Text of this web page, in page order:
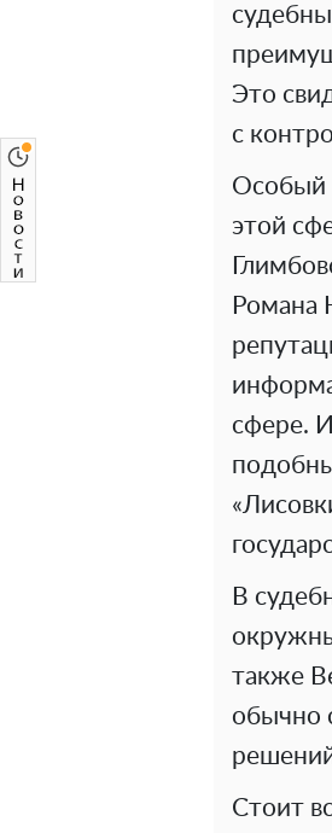
Это
с
Особый
этой
Романа
сфере.
В
также
обычно
Стоит